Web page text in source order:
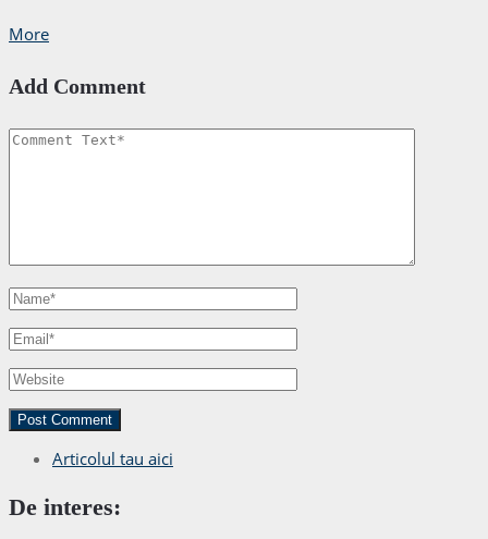
More
Add Comment
Articolul tau aici
De interes: